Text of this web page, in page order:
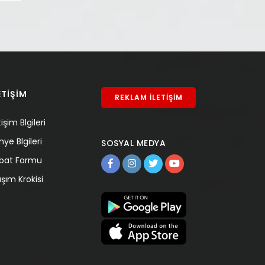
Blgileri
Blgileri
Formu
Krokisi
REKLAM İLETİŞİM
SOSYAL MEDYA